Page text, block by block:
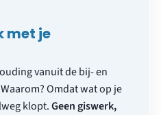
met je
vanuit de bij- en
Omdat wat op je
klopt.Geen giswerk,